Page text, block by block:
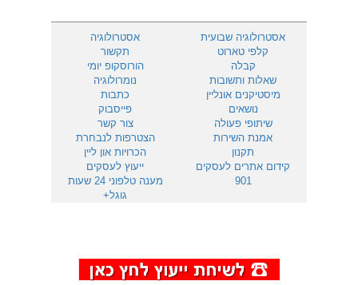
אסטרולוגיה
אסטרולוגיה שבועית
תקשור
קלפי טארוט
הורוסקופ יומי
קבלה
נומרולוגיה
שאלות ותשובות
כתבות
מיסטיקנים אונליין
פייסבוק
נושאים
צור קשר
שיתופי פעולה
הצטרפות לנבחרת
אמנת השירות
הכרויות און ליין
תקנון
ייעוץ לעסקים
קידום אתרים לעסקים
מענה טלפוני 24 שעות
901
גוגל+